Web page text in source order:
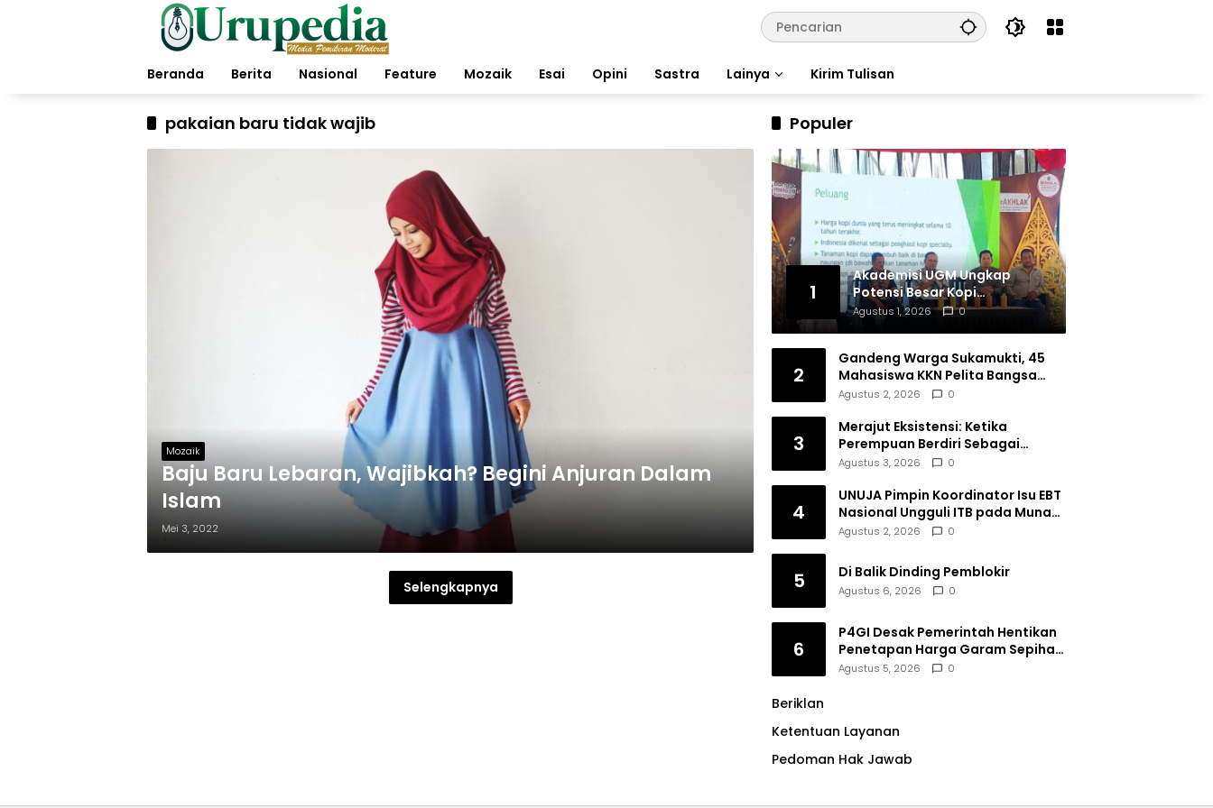
Beranda
Berita Nasional Feature Mozaik Esai Opini Sastra Lainya Kirim Tulisan
pakaian baru tidak wajib
Mozaik
Baju Baru Lebaran, Wajibkah? Begini Anjuran Dalam
Islam
Mei 3, 2022
Selengkapnya
Populer
1
Akademisi UGM Ungkap
Potensi Besar Kopi
Tulungagung, Siap Bersaing
Agustus 1, 2026 0
2
Gandeng Warga Sukamukti, 45
Mahasiswa KKN Pelita Bangsa
Bersihkan Drainase Desa
Agustus 2, 2026 0
3
Merajut Eksistensi: Ketika
Perempuan Berdiri Sebagai
Subjek
Agustus 3, 2026 0
4
UNUJA Pimpin Koordinator Isu EBT
Nasional Ungguli ITB pada Munas
BEM SI XIX
Agustus 2, 2026 0
5 Di Balik Dinding Pemblokir
Agustus 6, 2026 0
6
P4GI Desak Pemerintah Hentikan
Penetapan Harga Garam Sepihak
oleh Pabrik
Agustus 5, 2026 0
Beriklan
Ketentuan Layanan
Pedoman Hak Jawab